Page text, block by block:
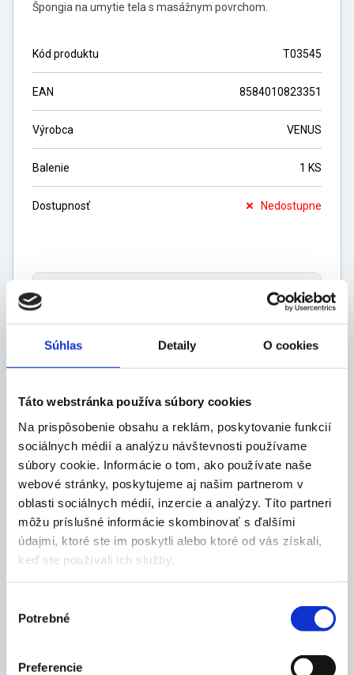
Súhlas Detaily O cookies
Táto webstránka používa súbory cookies
Na prispôsobenie obsahu a reklám, poskytovanie funkcií
sociálnych médií a analýzu návštevnosti používame
súbory cookie. Informácie o tom, ako používate naše
webové stránky, poskytujeme aj našim partnerom v
oblasti sociálnych médií, inzercie a analýzy. Títo partneri
môžu príslušné informácie skombinovať s ďalšími
údajmi, ktoré ste im poskytli alebo ktoré od vás získali,
keď ste používali ich služby.
súhlasu
Potrebné
Preferencie
Špongia na umytie tela s masážnym povrchom.
Kód produktu T03545
EAN 8584010823351
Výrobca VENUS
Balenie 1 KS
Dostupnosť Nedostupne
Popis produktu
Vlastnosti:
kúpeľňová špongia, ktorá sa používa na
umývanie a jemné masírovanie časti tela spolu
so sprchovým gelom
má oválny tvar
Balenie:
1 ks